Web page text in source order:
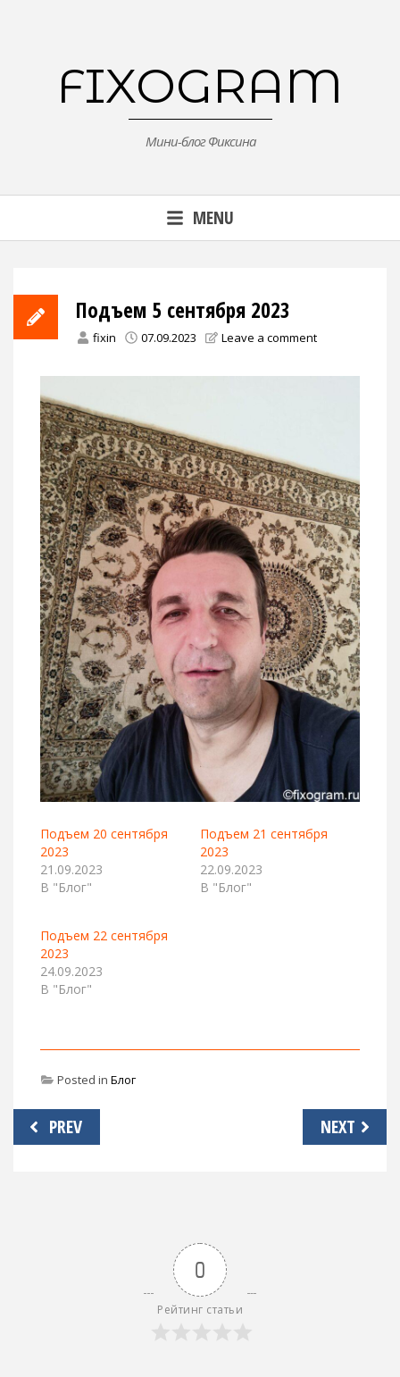
FIXOGRAM
Мини-блог Фиксина
MENU
Подъем 5 сентября 2023
fixin 07.09.2023 Leave a comment
Подъем 20 сентября
2023
21.09.2023
В "Блог"
Подъем 21 сентября
2023
22.09.2023
В "Блог"
Подъем 22 сентября
2023
24.09.2023
В "Блог"
Posted in Блог
Навигация
по
PREV NEXT
0
Рейтинг статьи